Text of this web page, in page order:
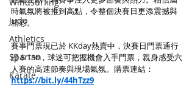
Judo
Athletics
Spartan
Karate
時氣氛將被推到高點，令整個決賽日更添震撼與
精彩。
賽事門票現已於 KKday熱賣中，決賽日門票通行
證＄150，球迷可把握機會入手門票，親身感受六
人賽的高速節奏與現場氣氛。購票連結：
https://bit.ly/44hTzz9